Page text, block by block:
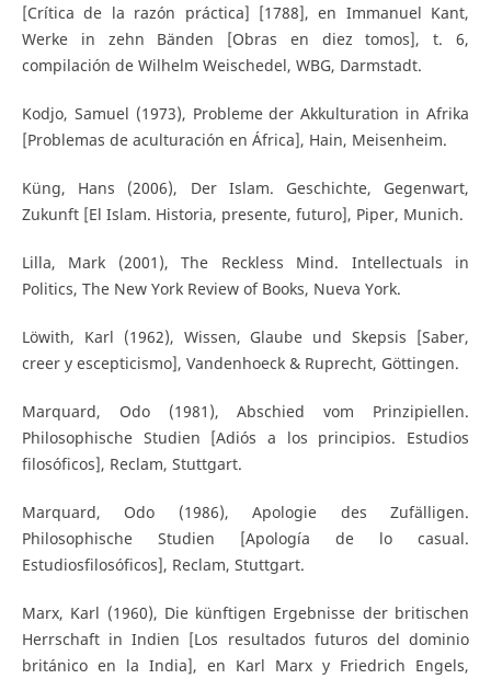
[Crítica de la razón práctica] [1788], en Immanuel Kant,
Werke in zehn Bänden [Obras en diez tomos], t. 6,
compilación de Wilhelm Weischedel, WBG, Darmstadt.
Kodjo, Samuel (1973), Probleme der Akkulturation in Afrika
[Problemas de aculturación en África], Hain, Meisenheim.
Küng, Hans (2006), Der Islam. Geschichte, Gegenwart,
Zukunft [El Islam. Historia, presente, futuro], Piper, Munich.
Lilla, Mark (2001), The Reckless Mind. Intellectuals in
Politics, The New York Review of Books, Nueva York.
Löwith, Karl (1962), Wissen, Glaube und Skepsis [Saber,
creer y escepticismo], Vandenhoeck & Ruprecht, Göttingen.
Marquard, Odo (1981), Abschied vom Prinzipiellen.
Philosophische Studien [Adiós a los principios. Estudios
filosóficos], Reclam, Stuttgart.
Marquard, Odo (1986), Apologie des Zufälligen.
Philosophische Studien [Apología de lo casual.
Estudiosfilosóficos], Reclam, Stuttgart.
Marx, Karl (1960), Die künftigen Ergebnisse der britischen
Herrschaft in Indien [Los resultados futuros del dominio
británico en la India], en Karl Marx y Friedrich Engels,